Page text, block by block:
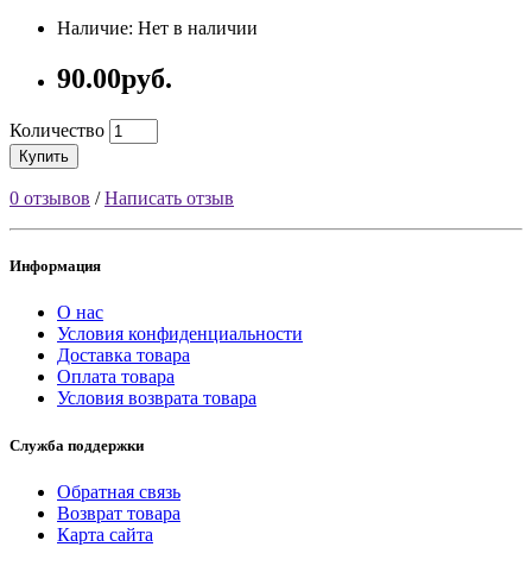
Наличие: Нет в наличии
90.00руб.
Количество
Купить
0 отзывов /Написать отзыв
Информация
О нас
Условия конфиденциальности
Доставка товара
Оплата товара
Условия возврата товара
Служба поддержки
Обратная связь
Возврат товара
Карта сайта